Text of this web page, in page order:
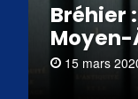
Bréhier
Moyen-
15 mars